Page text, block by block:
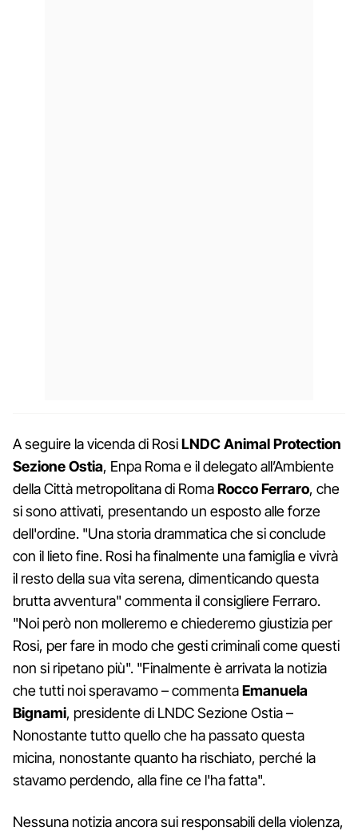
A seguire la vicenda di RosiLNDC Animal Protection
Sezione Ostia, Enpa Roma e il delegato all’Ambiente
della Città metropolitana di RomaRocco Ferraro, che
si sono attivati, presentando un esposto alle forze
dell'ordine. "Una storia drammatica che si conclude
con il lieto fine. Rosi ha finalmente una famiglia e vivrà
il resto della sua vita serena, dimenticando questa
brutta avventura" commenta il consigliere Ferraro.
"Noi però non molleremo e chiederemo giustizia per
Rosi, per fare in modo che gesti criminali come questi
non si ripetano più". "Finalmente è arrivata la notizia
che tutti noi speravamo – commentaEmanuela
Bignami, presidente di LNDC Sezione Ostia –
Nonostante tutto quello che ha passato questa
micina, nonostante quanto ha rischiato, perché la
stavamo perdendo, alla fine ce l'ha fatta".
Nessuna notizia ancora sui responsabili della violenza,